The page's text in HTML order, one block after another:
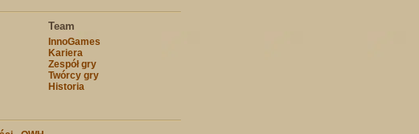
Team
InnoGames
Kariera
Zespół gry
Twórcy gry
Historia